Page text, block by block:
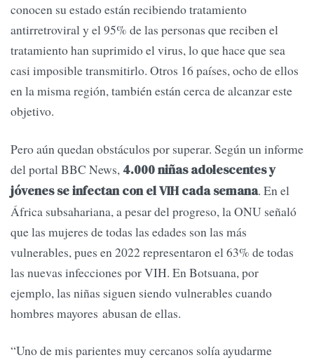
conocen su estado están recibiendo tratamiento
antirretroviral y el 95% de las personas que reciben el
tratamiento han suprimido el virus, lo que hace que sea
casi imposible transmitirlo. Otros 16 países, ocho de ellos
en la misma región, también están cerca de alcanzar este
objetivo.
Pero aún quedan obstáculos por superar. Según un informe
del portal BBC News, 4.000 niñas adolescentes y
jóvenes se infectan con el VIH cada semana. En el
África subsahariana, a pesar del progreso, la ONU señaló
que las mujeres de todas las edades son las más
vulnerables, pues en 2022 representaron el 63% de todas
las nuevas infecciones por VIH. En Botsuana, por
ejemplo, las niñas siguen siendo vulnerables cuando
hombres mayores abusan de ellas.
“Uno de mis parientes muy cercanos solía ayudarme